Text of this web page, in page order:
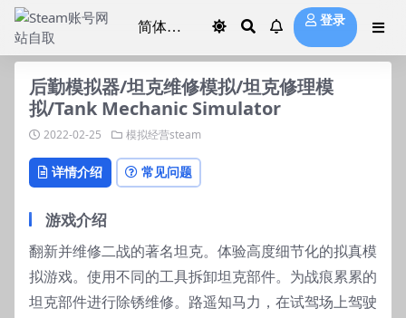
登录
后勤模拟器/坦克维修模拟/坦克修理模
拟/Tank Mechanic Simulator
2022-02-25 模拟经营steam
详情介绍 常见问题
游戏介绍
翻新并维修二战的著名坦克。体验高度细节化的拟真模
拟游戏。使用不同的工具拆卸坦克部件。为战痕累累的
坦克部件进行除锈维修。路遥知马力，在试驾场上驾驶